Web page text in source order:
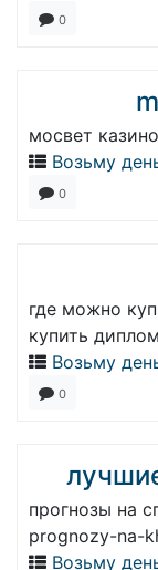
0
мосвет
Возьму
0
где можно
купить
Возьму
0
прогнозы на
prognozy-na-
Возьму